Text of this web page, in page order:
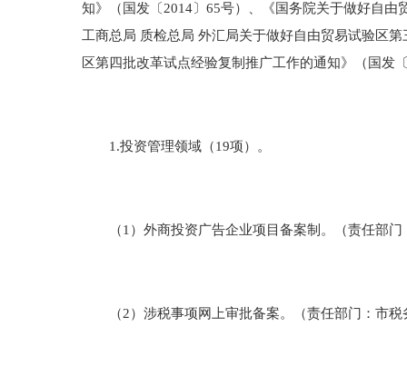
知》（国发〔2014〕65号）、《国务院关于做好自
工商总局 质检总局 外汇局关于做好自由贸易试验区
区第四批改革试点经验复制推广工作的通知》（国发
1.投资管理领域（19项）。
（1）外商投资广告企业项目备案制。（责任部门
（2）涉税事项网上审批备案。（责任部门：市税